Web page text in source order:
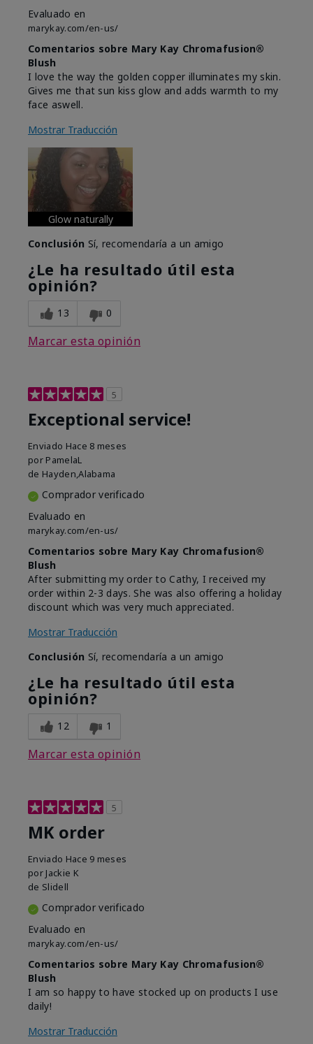
Evaluado en
marykay.com/en-us/
Comentarios sobre Mary Kay Chromafusion®
Blush
I love the way the golden copper illuminates my skin.
Gives me that sun kiss glow and adds warmth to my
face aswell.
Mostrar Traducción
Glow naturally
Conclusión Sí, recomendaría a un amigo
¿Le ha resultado útil esta
opinión?
13 0
Marcar esta opinión
5
Exceptional service!
Enviado Hace 8 meses
por PamelaL
de Hayden,Alabama
Comprador verificado
Evaluado en
marykay.com/en-us/
Comentarios sobre Mary Kay Chromafusion®
Blush
After submitting my order to Cathy, I received my
order within 2-3 days. She was also offering a holiday
discount which was very much appreciated.
Mostrar Traducción
Conclusión Sí, recomendaría a un amigo
¿Le ha resultado útil esta
opinión?
12 1
Marcar esta opinión
5
MK order
Enviado Hace 9 meses
por Jackie K
de Slidell
Comprador verificado
Evaluado en
marykay.com/en-us/
Comentarios sobre Mary Kay Chromafusion®
Blush
I am so happy to have stocked up on products I use
daily!
Mostrar Traducción